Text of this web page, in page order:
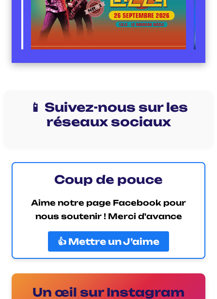
📱 Suivez-nous sur les
réseaux sociaux
Coup de pouce
Aime notre page Facebook pour
nous soutenir ! Merci d'avance
👍 Mettre un J’aime
Un œil sur Instagram